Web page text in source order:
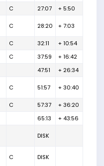
C 27:07 + 5:50
C 28:20 + 7:03
C 32:11
+ 10:54
C 37:59
+ 16:42
47:51 + 26:34
C 51:57 + 30:40
C 57:37
+ 36:20
65:13
+ 43:56
DISK
C DISK